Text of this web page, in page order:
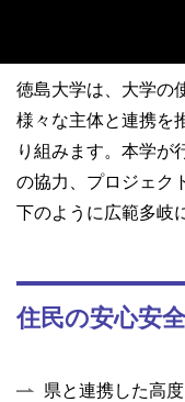
徳島大学は、大学の
様々な主体と連携を
り組みます。本学が
の協力、プロジェク
下のように広範多岐
住民の安心安
県と連携した高